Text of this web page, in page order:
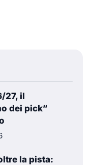
27, il
dei pick”
la pista: